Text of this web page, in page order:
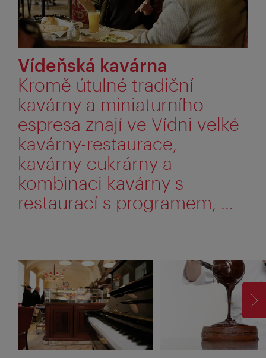
Vídeňská kavárna
Kromě útulné tradiční
kavárny a miniaturního
espresa znají ve Vídni velké
kavárny-restaurace,
kavárny-cukrárny a
kombinaci kavárny s
restaurací s programem, ...